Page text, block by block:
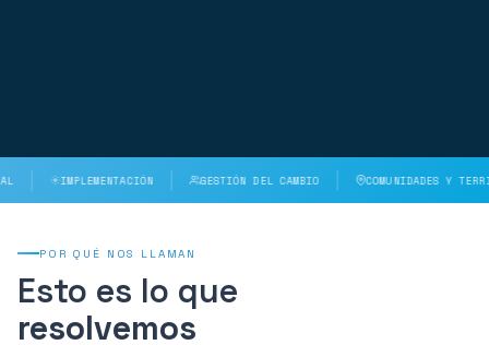
IMPLEMENTACIÓN GESTIÓN DEL CAMBIO COMUNIDADES Y TERRITORIO
POR QUÉ NOS LLAMAN
Esto es lo que
resolvemos